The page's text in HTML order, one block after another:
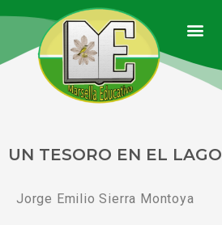
contenido
UN TESORO EN EL LAGO
Jorge Emilio Sierra Montoya